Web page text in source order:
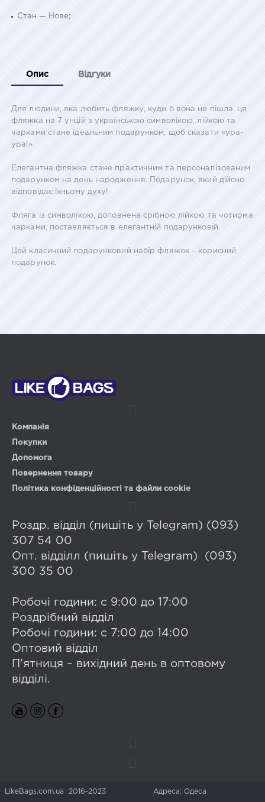
Стан — Нове;
Опис Відгуки
Для людини, яка любить фляжку, куди б вона не пішла, ця
фляжка на 7 унцій з українською символікою, лійкою та
чарками стане ідеальним подарунком, щоб сказати «ура-
ура!»
Елегантна фляжка стане практичним та персоналізованим
подарунком на день народження. Подарунок, який дійсно
відповідає їхньому духу!
Фляга із символікою, доповнена срібною лійкою та чотирма
чарками, поставляється в елегантній подарунковій.
Цей класичний подарунковий набір фляжок – корисний
подарунок.
Компанія
Покупки
Допомога
Повернення товару
Політика конфіденційності та файли cookie
Роздр. відділ (пишіть у Telegram) (093)
307 54 00
Опт. відділл (пишіть у Telegram) (093)
300 35 00
Робочі години: с 9:00 до 17:00
Роздрібний відділ
Робочі години: с 7:00 до 14:00
Оптовий відділ
П'ятниця – вихідний день в оптовому
відділі.
LikeBags.com.ua 2016-2023 Адреса: Одеса